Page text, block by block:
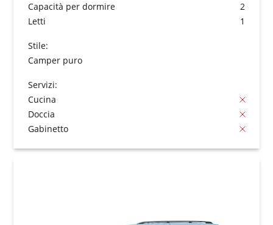
Capacità per dormire
2
Letti
1
Stile:
Camper puro
Servizi:
Cucina
Doccia
Gabinetto